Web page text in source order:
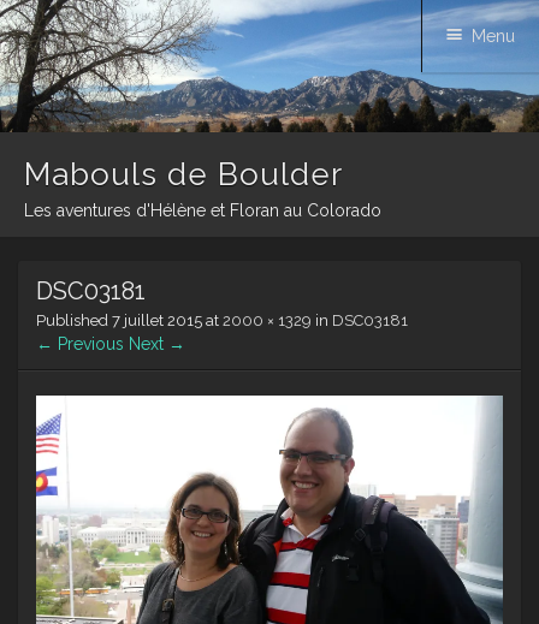
Mabouls de Boulder
Les aventures d'Hélène et Floran au Colorado
Menu
content
DSC03181
Published 7 juillet 2015 at 2000 × 1329 in DSC03181
← Previous Next →